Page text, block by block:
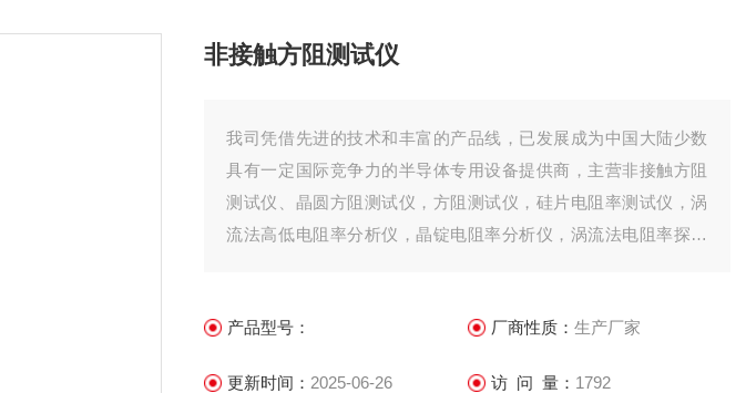
非接触方阻测试仪
我司凭借先进的技术和丰富的产品线，已发展成为中国大陆少数
具有一定国际竞争力的半导体专用设备提供商，主营非接触方阻
测试仪、晶圆方阻测试仪，方阻测试仪，硅片电阻率测试仪，涡
流法高低电阻率分析仪，晶锭电阻率分析仪，涡流法电阻率探头
氮化镓、氧化镓、衬底和外延厂商提供测试和解决方案。
产品型号： 厂商性质： 生产厂家
更新时间： 2025-06-26 访 问 量： 1792